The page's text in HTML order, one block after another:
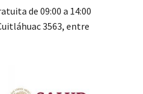
de 09:00 a 14:00
3563, entre